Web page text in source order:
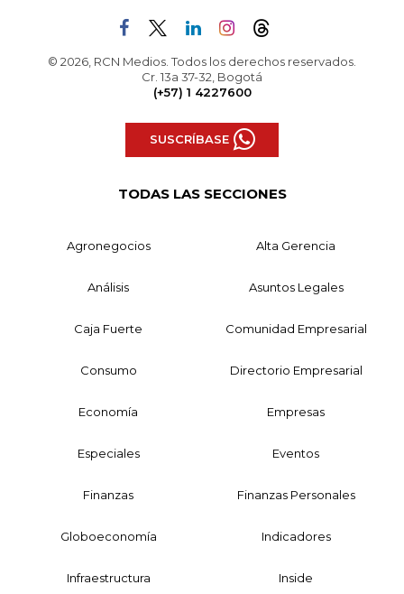
© 2026, RCN Medios. Todos los derechos reservados.
Cr. 13a 37-32, Bogotá
(+57) 1 4227600
SUSCRÍBASE
TODAS LAS SECCIONES
Agronegocios Alta Gerencia
Análisis Asuntos Legales
Caja Fuerte Comunidad Empresarial
Consumo Directorio Empresarial
Economía Empresas
Especiales Eventos
Finanzas Finanzas Personales
Globoeconomía Indicadores
Infraestructura Inside